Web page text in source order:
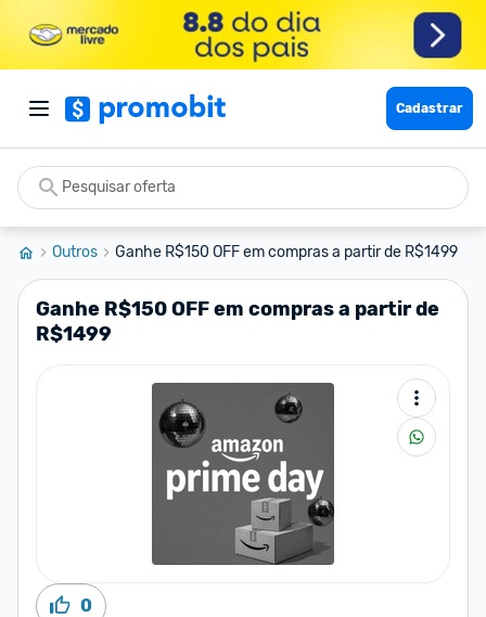
Cadastrar
Outros Ganhe R$150 OFF em compras a partir de R$1499
Ganhe R$150 OFF em compras a partir de
R$1499
0